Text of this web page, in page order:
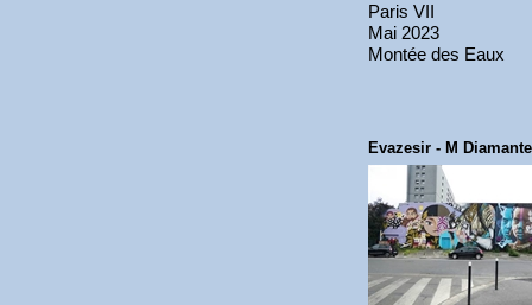
Paris VII
Mai 2023
Montée des Eaux
Evazesir - M